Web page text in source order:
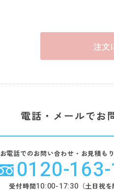
注文
電話・メールでお
お電話でのお問い合わせ・お見積も
0120-
受付時間10:00-17:30 （土日祝を